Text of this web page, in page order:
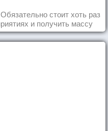
стоит хоть раз
и получить массу